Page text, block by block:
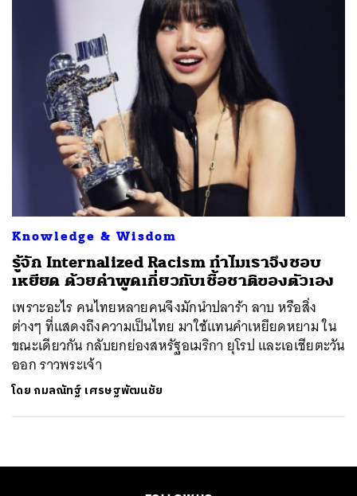
Knowledge & Wisdom
รู้จัก Internalized Racism ทำไมเราจึงชอบ
เหยียด ด้วยคำพูดเกี่ยวกับเชื้อชาติของตัวเอง
เพราะอะไร คนไทยหลายคนจึงมักนำปลาร้า ลาบ หรือสิ่ง
ต่างๆ ที่แสดงถึงความเป็นไทย มาใช้แทนคำเหยียดหยาม ใน
ขณะเดียวกัน กลับยกย่องสหรัฐอเมริกา ยุโรป และเอเชียตะวัน
ออก ราวพระเจ้า
โดย กมลณัทฐ์ เศรษฐพัฒนชัย
SHARE TWEET LINE EMAIL